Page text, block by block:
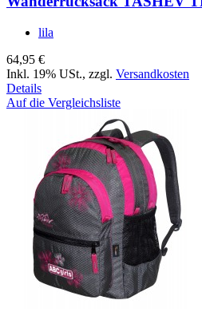
lila
64,95 €
Inkl. 19% USt., zzgl. Versandkosten
Details
Auf die Vergleichsliste